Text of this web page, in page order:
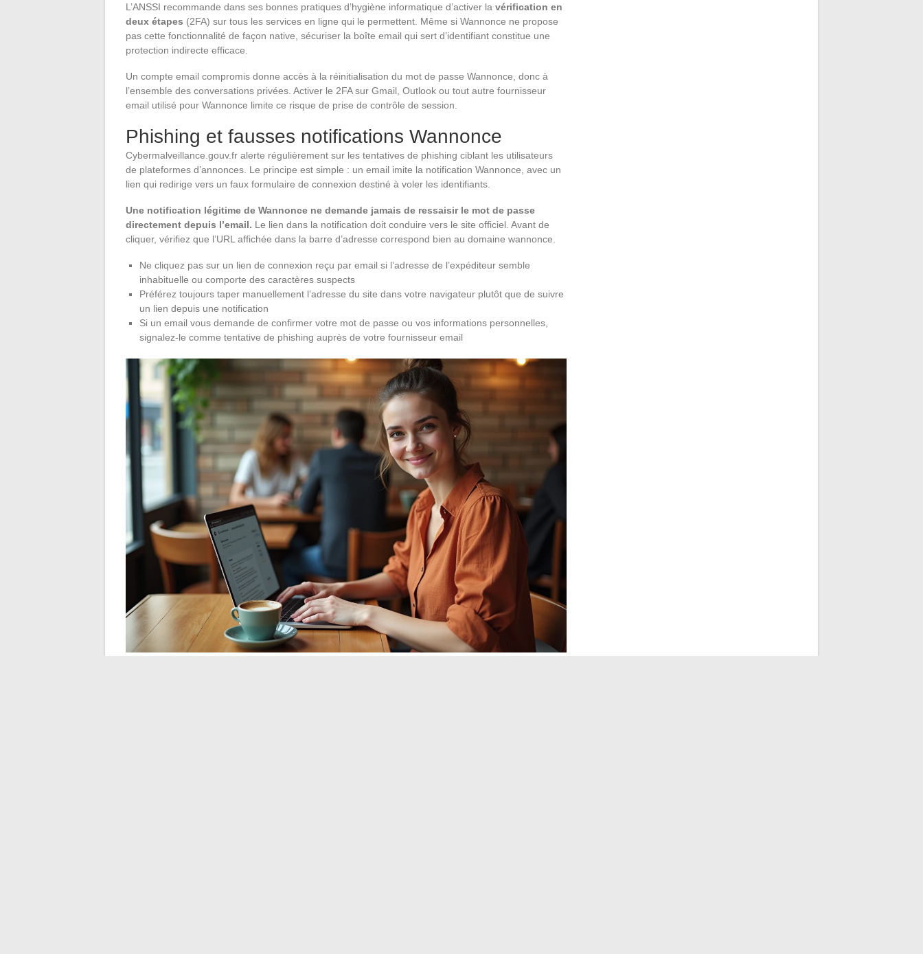
L’ANSSI recommande dans ses bonnes pratiques d’hygiène informatique d’activer la vérification en
deux étapes (2FA) sur tous les services en ligne qui le permettent. Même si Wannonce ne propose
pas cette fonctionnalité de façon native, sécuriser la boîte email qui sert d’identifiant constitue une
protection indirecte efficace.
Un compte email compromis donne accès à la réinitialisation du mot de passe Wannonce, donc à
l’ensemble des conversations privées. Activer le 2FA sur Gmail, Outlook ou tout autre fournisseur
email utilisé pour Wannonce limite ce risque de prise de contrôle de session.
Phishing et fausses notifications Wannonce
Cybermalveillance.gouv.fr alerte régulièrement sur les tentatives de phishing ciblant les utilisateurs
de plateformes d’annonces. Le principe est simple : un email imite la notification Wannonce, avec un
lien qui redirige vers un faux formulaire de connexion destiné à voler les identifiants.
Une notification légitime de Wannonce ne demande jamais de ressaisir le mot de passe
directement depuis l’email. Le lien dans la notification doit conduire vers le site officiel. Avant de
cliquer, vérifiez que l’URL affichée dans la barre d’adresse correspond bien au domaine wannonce.
Ne cliquez pas sur un lien de connexion reçu par email si l’adresse de l’expéditeur semble
inhabituelle ou comporte des caractères suspects
Préférez toujours taper manuellement l’adresse du site dans votre navigateur plutôt que de suivre
un lien depuis une notification
Si un email vous demande de confirmer votre mot de passe ou vos informations personnelles,
signalez-le comme tentative de phishing auprès de votre fournisseur email